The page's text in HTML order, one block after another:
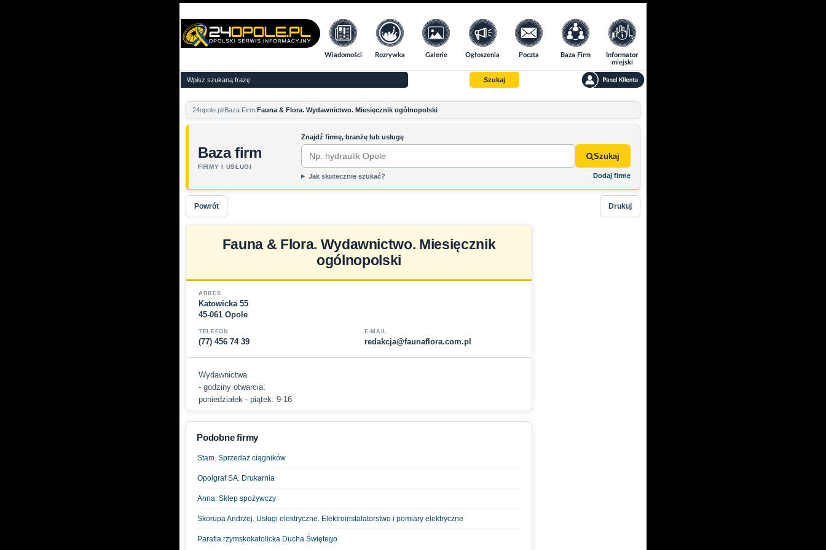
Wiadomości Rozrywka Galerie Ogłoszenia Poczta Baza Firm
Informator
miejski
Szukaj
24opole.pl Baza Firm Fauna & Flora. Wydawnictwo. Miesięcznik ogólnopolski
Baza firm
FIRMY I USŁUGI
Znajdź firmę, branżę lub usługę
Szukaj
Jak skutecznie szukać? Dodaj firmę
Powrót Drukuj
Fauna & Flora. Wydawnictwo. Miesięcznik
ogólnopolski
ADRES
Katowicka 55
45-061 Opole
TELEFON
(77) 456 74 39
E-MAIL
redakcja@faunaflora.com.pl
Wydawnictwa
- godziny otwarcia:
poniedziałek - piątek: 9-16
Podobne firmy
Stam. Sprzedaż ciągników
Opolgraf SA. Drukarnia
Anna. Sklep spożywczy
Skorupa Andrzej. Usługi elektryczne. Elektroinstalatorstwo i pomiary elektryczne
Parafia rzymskokatolicka Ducha Świętego